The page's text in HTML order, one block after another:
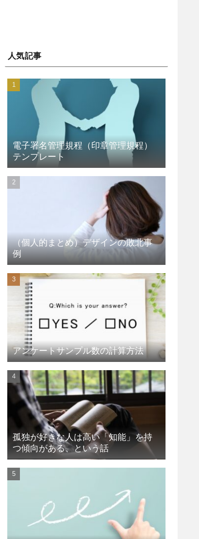
人気記事
電子署名管理規程（印章管理規程）
テンプレート
（個人的まとめ）デザインの敗北事
例
アンケートサンプル数の計算方法
孤独が好きな人は高い「知能」を持
つ傾向がある、という話